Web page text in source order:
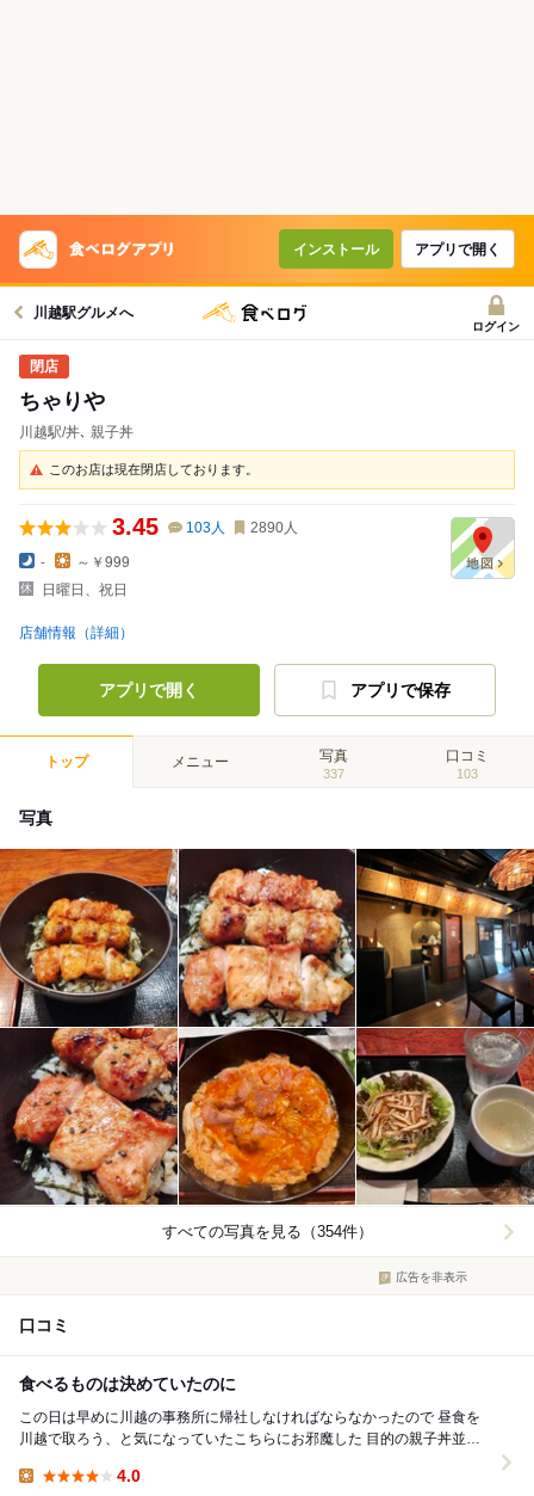
インストール アプリで開く
川越駅グルメへ
ログイン
ちゃりや
川越駅/丼､ 親子丼
このお店は現在閉店しております。
3.45 103人 2890人
-
～￥999
日曜日、祝日
店舗情報（詳細）
アプリで開く アプリで保存
トップ メニュー 写真
337
口コミ
103
写真
すべての写真を見る（354件）
広告を非表示
口コミ
食べるものは決めていたのに
この日は早めに川越の事務所に帰社しなければならなかったので 昼食を
川越で取ろう、と気になっていたこちらにお邪魔した 目的の親子丼並盛
4.0